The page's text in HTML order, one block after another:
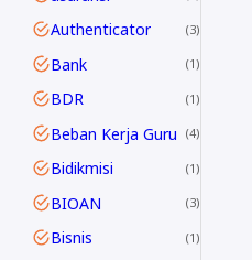
Authenticator 3
Bank 1
BDR 1
Beban Kerja Guru 4
Bidikmisi 1
BIOAN 3
Bisnis 1